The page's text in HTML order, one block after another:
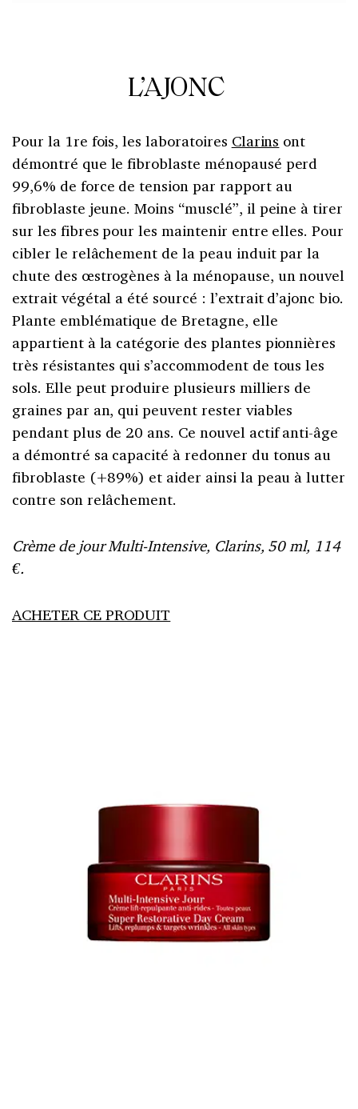
L’AJONC
Pour la 1re fois, les laboratoires Clarins ont
démontré que le fibroblaste ménopausé perd
99,6% de force de tension par rapport au
fibroblaste jeune. Moins “musclé”, il peine à tirer
sur les fibres pour les maintenir entre elles. Pour
cibler le relâchement de la peau induit par la
chute des œstrogènes à la ménopause, un nouvel
extrait végétal a été sourcé : l’extrait d’ajonc bio.
Plante emblématique de Bretagne, elle
appartient à la catégorie des plantes pionnières
très résistantes qui s’accommodent de tous les
sols. Elle peut produire plusieurs milliers de
graines par an, qui peuvent rester viables
pendant plus de 20 ans. Ce nouvel actif anti-âge
a démontré sa capacité à redonner du tonus au
fibroblaste (+89%) et aider ainsi la peau à lutter
contre son relâchement.
Crème de jour Multi-Intensive, Clarins, 50 ml, 114
€.
ACHETER CE PRODUIT